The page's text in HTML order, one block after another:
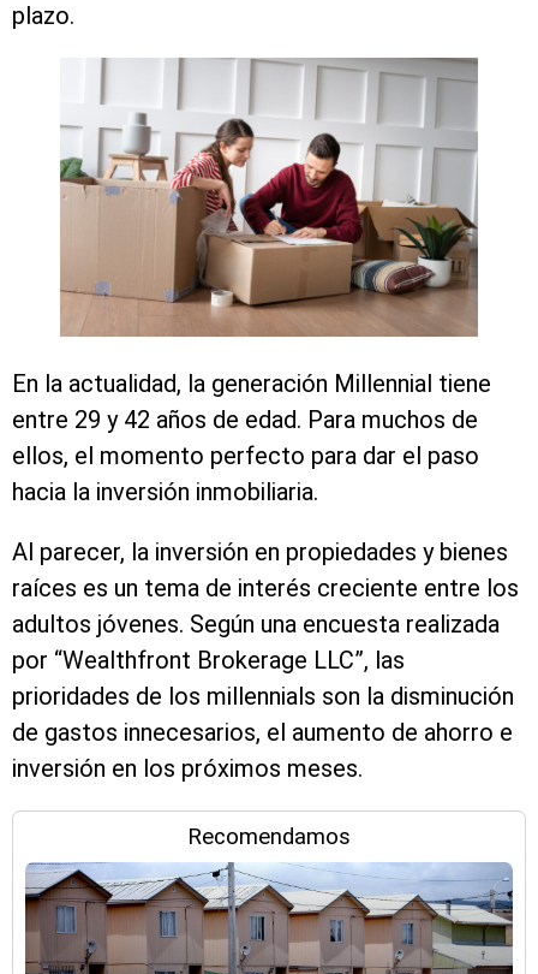
plazo.
En la actualidad, la generación Millennial tiene
entre 29 y 42 años de edad. Para muchos de
ellos, el momento perfecto para dar el paso
hacia la inversión inmobiliaria.
Al parecer, la inversión en propiedades y bienes
raíces es un tema de interés creciente entre los
adultos jóvenes. Según una encuesta realizada
por “Wealthfront Brokerage LLC”, las
prioridades de los millennials son la disminución
de gastos innecesarios, el aumento de ahorro e
inversión en los próximos meses.
Recomendamos